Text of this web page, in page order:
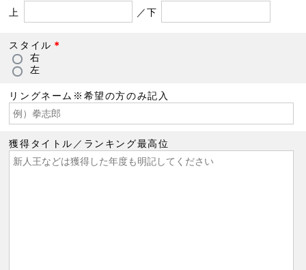
上
／下
スタイル ＊
右
左
リングネーム※希望の方のみ記入
獲得タイトル／ランキング最高位